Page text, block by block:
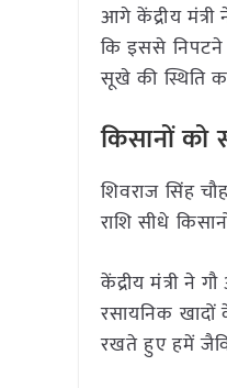
आगे केंद्रीय
कि इससे
सूखे की स्थिति
किसानों को
शिवराज सिंह
राशि सीधे
केंद्रीय मंत्री ने
रसायनिक खादों
रखते हुए हमें